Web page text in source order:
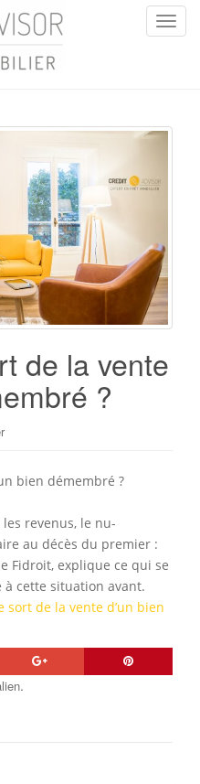
T
e
a
t
i
o
de la vente
?
bien démembré ?
revenus, le nu-
au décès du premier :
Fidroit, explique ce qui se
cette situation avant.
sort de la vente d’un bien
.